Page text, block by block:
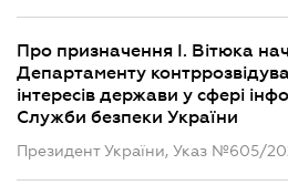
Про призначення І. Вітюка
Департаменту
інтересів держави у сфері
Служби безпеки України
Президент України, Указ №605/